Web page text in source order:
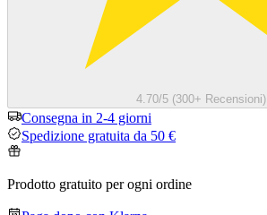
4.70/5 (300+ Recensioni)
Consegna in 2-4 giorni
Spedizione gratuita da 50 €
Prodotto gratuito per ogni ordine